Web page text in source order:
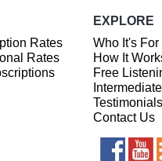
Rates
Rates
EXPLORE
Who It's For
How It
Free
Testimonials
Contact Us